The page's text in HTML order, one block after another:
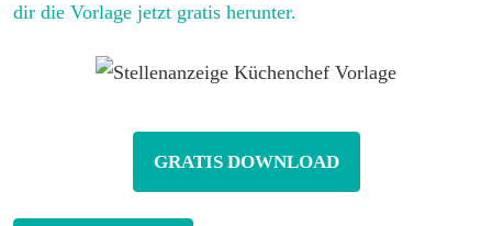
dir die Vorlage jetzt gratis herunter.
GRATIS DOWNLOAD